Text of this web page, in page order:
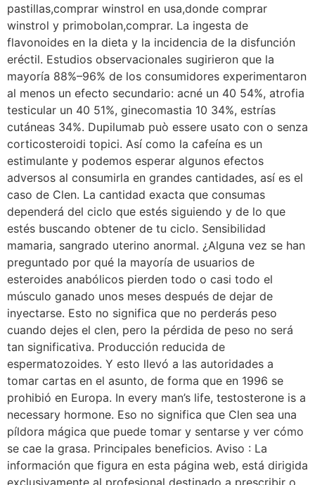
pastillas,comprar winstrol en usa,donde comprar
winstrol y primobolan,comprar. La ingesta de
flavonoides en la dieta y la incidencia de la disfunción
eréctil. Estudios observacionales sugirieron que la
mayoría 88%–96% de los consumidores experimentaron
al menos un efecto secundario: acné un 40 54%, atrofia
testicular un 40 51%, ginecomastia 10 34%, estrías
cutáneas 34%. Dupilumab può essere usato con o senza
corticosteroidi topici. Así como la cafeína es un
estimulante y podemos esperar algunos efectos
adversos al consumirla en grandes cantidades, así es el
caso de Clen. La cantidad exacta que consumas
dependerá del ciclo que estés siguiendo y de lo que
estés buscando obtener de tu ciclo. Sensibilidad
mamaria, sangrado uterino anormal. ¿Alguna vez se han
preguntado por qué la mayoría de usuarios de
esteroides anabólicos pierden todo o casi todo el
músculo ganado unos meses después de dejar de
inyectarse. Esto no significa que no perderás peso
cuando dejes el clen, pero la pérdida de peso no será
tan significativa. Producción reducida de
espermatozoides. Y esto llevó a las autoridades a
tomar cartas en el asunto, de forma que en 1996 se
prohibió en Europa. In every man’s life, testosterone is a
necessary hormone. Eso no significa que Clen sea una
píldora mágica que puede tomar y sentarse y ver cómo
se cae la grasa. Principales beneficios. Aviso : La
información que figura en esta página web, está dirigida
exclusivamente al profesional destinado a prescribir o